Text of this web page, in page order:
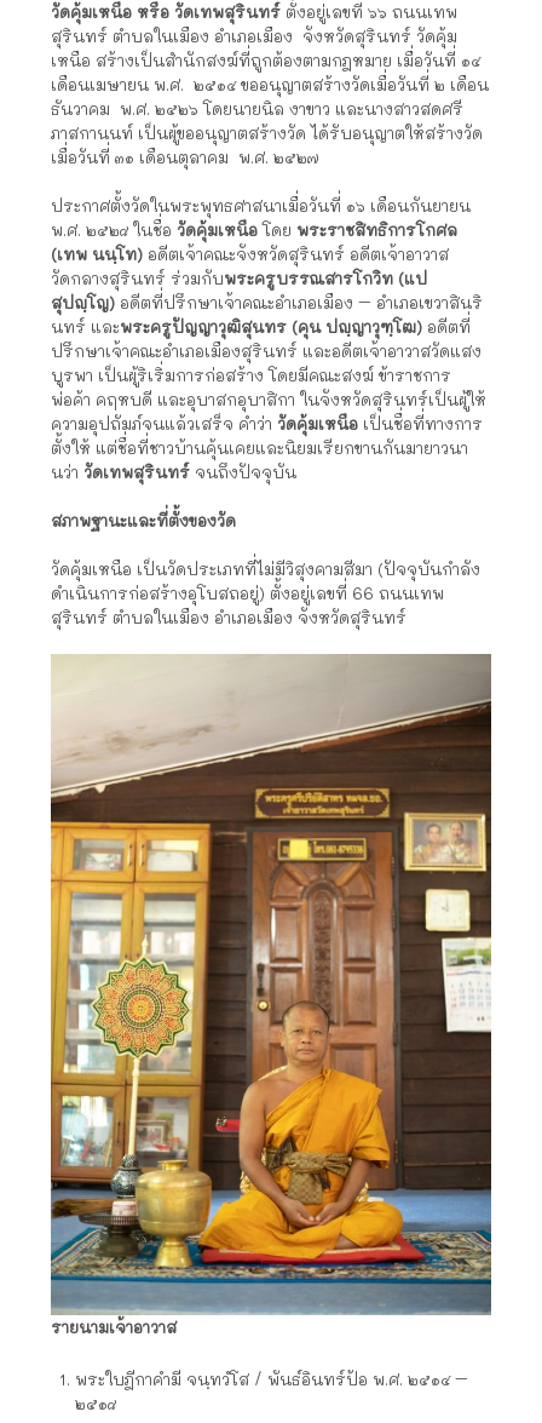
วัดคุ้มเหนือ หรือ วัดเทพสุรินทร์ ตั้งอยู่เลขที่ ๖๖ ถนนเทพ
สุรินทร์ ตำบลในเมือง อำเภอเมือง จังหวัดสุรินทร์ วัดคุ้ม
เหนือ สร้างเป็นสำนักสงฆ์ที่ถูกต้องตามกฎหมาย เมื่อวันที่ ๑๔
เดือนเมษายน พ.ศ. ๒๕๑๔ ขออนุญาตสร้างวัดเมื่อวันที่ ๒ เดือน
ธันวาคม พ.ศ. ๒๕๒๖ โดยนายนิล งาขาว และนางสาวสดศรี
ภาสกานนท์ เป็นผู้ขออนุญาตสร้างวัด ได้รับอนุญาตให้สร้างวัด
เมื่อวันที่ ๓๑ เดือนตุลาคม พ.ศ. ๒๕๒๗
ประกาศตั้งวัดในพระพุทธศาสนาเมื่อวันที่ ๑๖ เดือนกันยายน
พ.ศ. ๒๕๒๘ ในชื่อ วัดคุ้มเหนือโดย พระราชสิทธิการโกศล
(เทพ นนฺโท) อดีตเจ้าคณะจังหวัดสุรินทร์ อดีตเจ้าอาวาส
วัดกลางสุรินทร์ ร่วมกับพระครูบรรณสารโกวิท (แป
สุปญฺโญ) อดีตที่ปรึกษาเจ้าคณะอำเภอเมือง – อำเภอเขวาสินริ
นทร์ และพระครูปัญญาวุฒิสุนทร (คุน ปญฺญาวุฑฺโฒ) อดีตที่
ปรึกษาเจ้าคณะอำเภอเมืองสุรินทร์ และอดีตเจ้าอาวาสวัดแสง
บูรพา เป็นผู้ริเริ่มการก่อสร้าง โดยมีคณะสงฆ์ ข้าราชการ
พ่อค้า คฤหบดี และอุบาสกอุบาสิกา ในจังหวัดสุรินทร์เป็นผู้ให้
ความอุปถัมภ์จนแล้วเสร็จ คำว่า วัดคุ้มเหนือ เป็นชื่อที่ทางการ
ตั้งให้ แต่ชื่อที่ชาวบ้านคุ้นเคยและนิยมเรียกขานกันมายาวนา
นว่า วัดเทพสุรินทร์ จนถึงปัจจุบัน
สภาพฐานะและที่ตั้งของวัด
วัดคุ้มเหนือ เป็นวัดประเภทที่ไม่มีวิสุงคามสีมา (ปัจจุบันกำลัง
ดำเนินการก่อสร้างอุโบสถอยู่) ตั้งอยู่เลขที่ 66 ถนนเทพ
สุรินทร์ ตำบลในเมือง อำเภอเมือง จังหวัดสุรินทร์
รายนามเจ้าอาวาส
พระใบฎีกาคำมี จนฺทวํโส / พันธ์อินทร์ป้อ พ.ศ. ๒๕๑๔ –
๒๕๑๘